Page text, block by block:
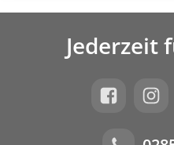
Jederzeit